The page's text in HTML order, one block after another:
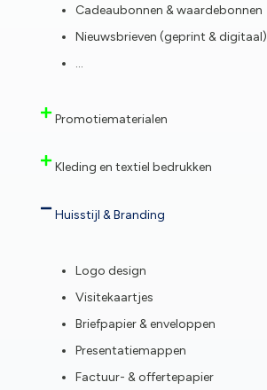
Cadeaubonnen & waardebonnen
Nieuwsbrieven (geprint & digitaal)
…
Promotiematerialen
Kleding en textiel bedrukken
Huisstijl & Branding
Logo design
Visitekaartjes
Briefpapier & enveloppen
Presentatiemappen
Factuur- & offertepapier